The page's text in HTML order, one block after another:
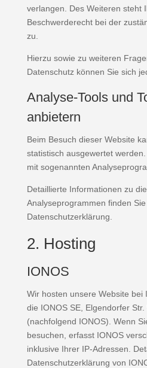
verlangen. Des Weiteren steht
Beschwerderecht bei der
zu.
Hierzu sowie zu weiteren
Datenschutz können Sie sich
Analyse-Tools und
anbietern
Beim Besuch dieser Website
statistisch ausgewertet
mit sogenannten
Detaillierte Informationen zu
Analyseprogrammen finden
Datenschutzerklärung.
2. Hosting
IONOS
Wir hosten unsere Website bei
die IONOS SE, Elgendorfer
(nachfolgend IONOS). Wenn
besuchen, erfasst IONOS
inklusive Ihrer IP-Adressen.
Datenschutzerklärung von